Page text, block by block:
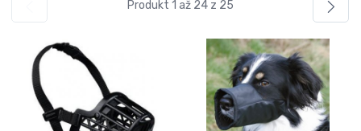
Produkt 1 až 24 z 25